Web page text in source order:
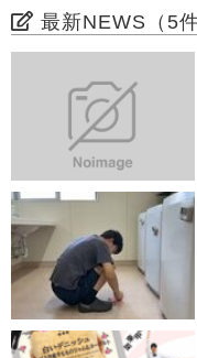
最新NEWS（5件